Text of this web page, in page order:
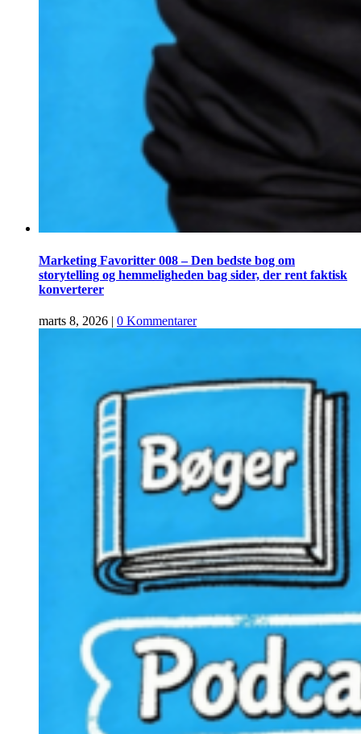
Marketing Favoritter 008 – Den bedste bog om
storytelling og hemmeligheden bag sider, der rent faktisk
konverterer
marts 8, 2026 | 0 Kommentarer